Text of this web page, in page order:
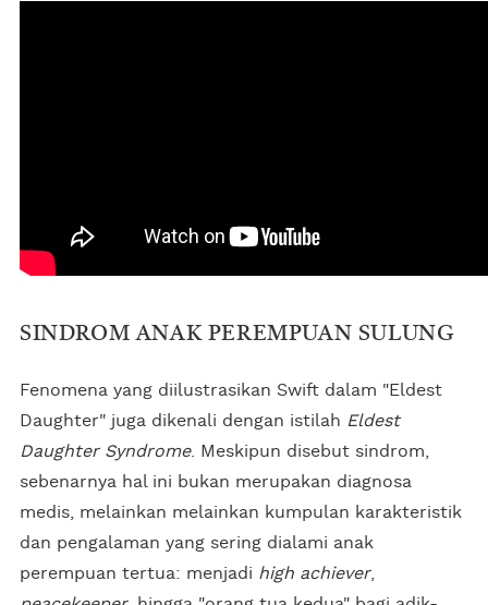
SINDROM ANAK PEREMPUAN SULUNG
Fenomena yang diilustrasikan Swift dalam "Eldest
Daughter" juga dikenali dengan istilah Eldest
Daughter Syndrome. Meskipun disebut sindrom,
sebenarnya hal ini bukan merupakan diagnosa
medis, melainkan melainkan kumpulan karakteristik
dan pengalaman yang sering dialami anak
perempuan tertua: menjadi high achiever,